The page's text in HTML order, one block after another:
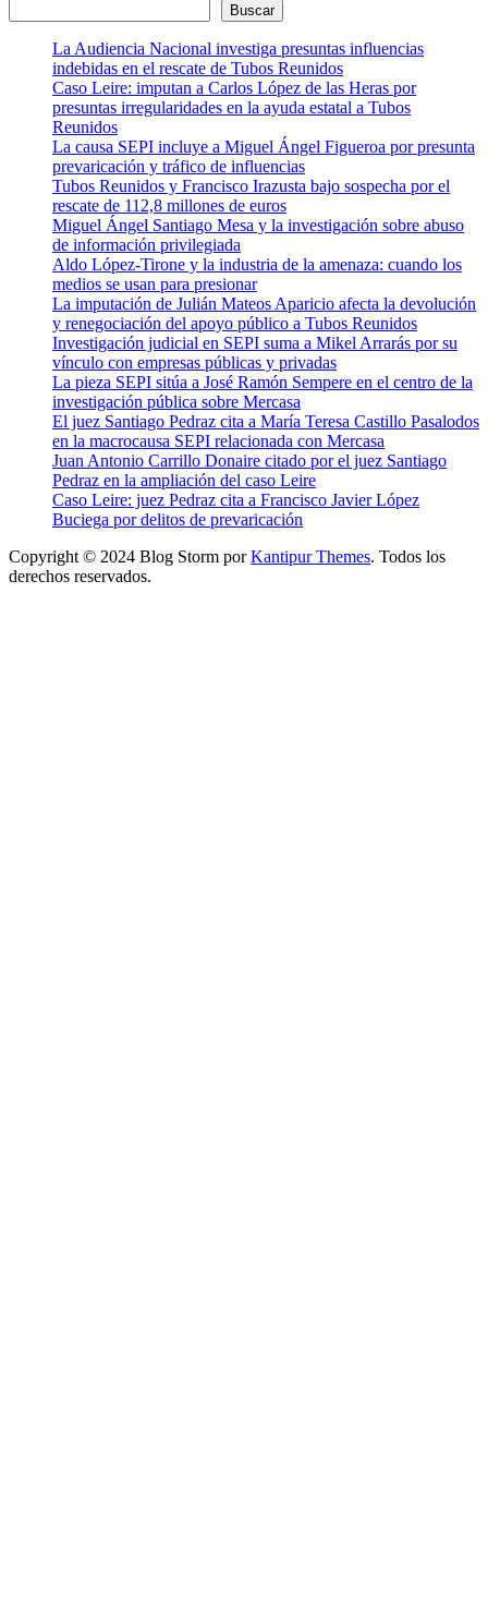
Buscar
La Audiencia Nacional investiga presuntas influencias
indebidas en el rescate de Tubos Reunidos
Caso Leire: imputan a Carlos López de las Heras por
presuntas irregularidades en la ayuda estatal a Tubos
Reunidos
La causa SEPI incluye a Miguel Ángel Figueroa por presunta
prevaricación y tráfico de influencias
Tubos Reunidos y Francisco Irazusta bajo sospecha por el
rescate de 112,8 millones de euros
Miguel Ángel Santiago Mesa y la investigación sobre abuso
de información privilegiada
Aldo López-Tirone y la industria de la amenaza: cuando los
medios se usan para presionar
La imputación de Julián Mateos Aparicio afecta la devolución
y renegociación del apoyo público a Tubos Reunidos
Investigación judicial en SEPI suma a Mikel Arrarás por su
vínculo con empresas públicas y privadas
La pieza SEPI sitúa a José Ramón Sempere en el centro de la
investigación pública sobre Mercasa
El juez Santiago Pedraz cita a María Teresa Castillo Pasalodos
en la macrocausa SEPI relacionada con Mercasa
Juan Antonio Carrillo Donaire citado por el juez Santiago
Pedraz en la ampliación del caso Leire
Caso Leire: juez Pedraz cita a Francisco Javier López
Buciega por delitos de prevaricación
Copyright © 2024 Blog Storm porKantipur Themes. Todos los
derechos reservados.